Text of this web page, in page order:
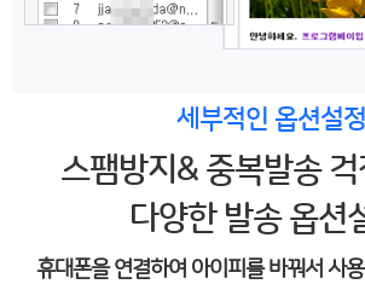
세부적인 옵션설정
스팸방지& 중복발송
다양한 발송 옵션
휴대폰을 연결하여 아이피를 바꿔서 사